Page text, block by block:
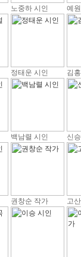
노중하 시인 예
정태운 시인 김
백남렬 시인 신
권창순 작가 고